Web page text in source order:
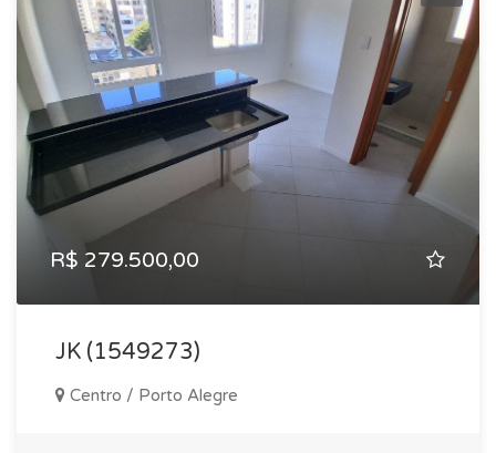
R$ 279.500,00
JK (1549273)
Centro / Porto Alegre